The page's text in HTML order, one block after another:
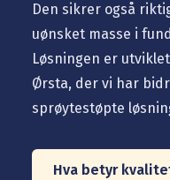
Den sikrer også
uønsket masse i
Løsningen er
Ørsta, der vi har
sprøytestøpte
Hva betyr